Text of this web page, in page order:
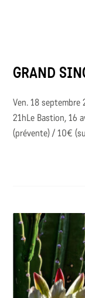
GRAND
Ven. 18
21hLe Bastion, 16
(prévente) / 10€